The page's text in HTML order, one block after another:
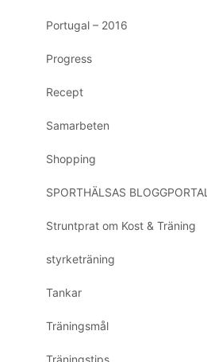
Portugal – 2016
Progress
Recept
Samarbeten
Shopping
SPORTHÄLSAS BLOGGPORTAL
Struntprat om Kost & Träning
styrketräning
Tankar
Träningsmål
Träningstips